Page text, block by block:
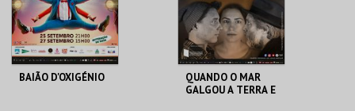
COMPRAR COMPRAR
BAIÃO D'OXIGÉNIO
QUANDO O MAR
GALGOU A TERRA E